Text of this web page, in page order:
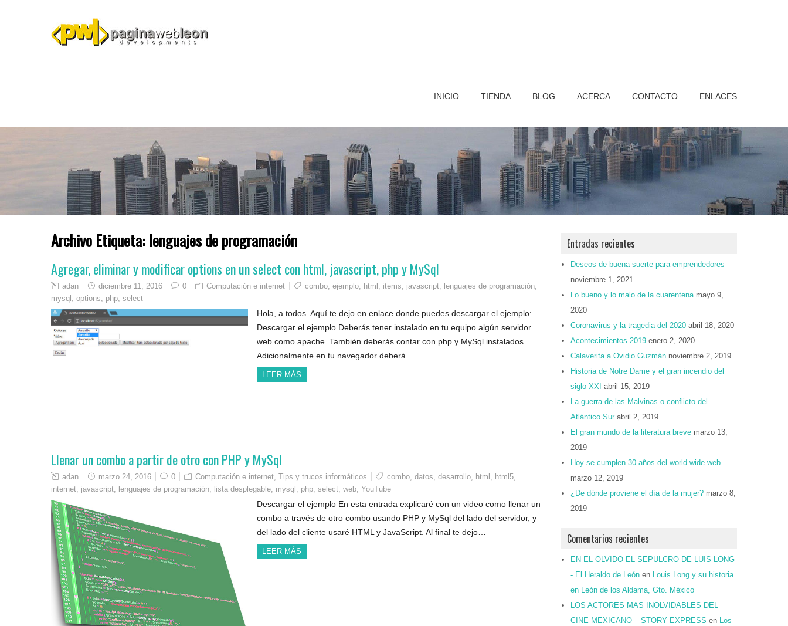
INICIO TIENDA BLOG ACERCA CONTACTO ENLACES
Archivo Etiqueta: lenguajes de programación
Agregar, eliminar y modificar options en un select con html, javascript, php y MySql
adan diciembre 11, 2016 0 Computación e internet combo, ejemplo, html , items, javascript, lenguajes de programación,
mysql , options, php, select
Hola, a todos. Aquí te dejo en enlace donde puedes descargar el ejemplo:
Descargar el ejemplo Deberás tener instalado en tu equipo algún servidor
web como apache. También deberás contar con php y MySql instalados.
Adicionalmente en tu navegador deberá…
LEER MÁS
Llenar un combo a partir de otro con PHP y MySql
adan marzo 24, 2016 0 Computación e internet, Tips y trucos informáticos combo, datos, desarrollo, html , html5,
internet, javascript, lenguajes de programación, lista desplegable, mysql , php, select, web, YouTube
Descargar el ejemplo En esta entrada explicaré con un video como llenar un
combo a través de otro combo usando PHP y MySql del lado del servidor, y
del lado del cliente usaré HTML y JavaScript. Al final te dejo…
LEER MÁS
Entradas recientes
Deseos de buena suerte para emprendedores
noviembre 1, 2021
Lo bueno y lo malo de la cuarentena mayo 9,
2020
Coronavirus y la tragedia del 2020 abril 18, 2020
Acontecimientos 2019 enero 2, 2020
Calaverita a Ovidio Guzmán noviembre 2, 2019
Historia de Notre Dame y el gran incendio del
siglo XXI abril 15, 2019
La guerra de las Malvinas o conflicto del
Atlántico Sur abril 2, 2019
El gran mundo de la literatura breve marzo 13,
2019
Hoy se cumplen 30 años del world wide web
marzo 12, 2019
¿De dónde proviene el día de la mujer? marzo 8,
2019
Comentarios recientes
EN EL OLVIDO EL SEPULCRO DE LUIS LONG
- El Heraldo de León en Louis Long y su historia
en León de los Aldama, Gto. México
LOS ACTORES MAS INOLVIDABLES DEL
CINE MEXICANO – STORY EXPRESS en Los